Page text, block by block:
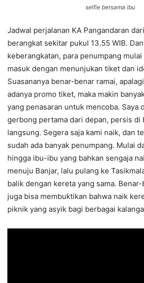
selfie bersama ibu
Jadwal perjalanan KA Pangandaran
berangkat sekitar pukul 13.55 WIB.
keberangkatan, para penumpang
masuk dengan menunjukan tiket dan
Suasananya benar-benar ramai,
adanya promo tiket, maka makin
yang penasaran untuk mencoba. Saya
gerbong pertama dari depan, persis di
langsung. Segera saja kami naik, dan
sudah ada banyak penumpang. Mulai
hingga ibu-ibu yang bahkan sengaja
menuju Banjar, lalu pulang ke
balik dengan kereta yang sama.
juga bisa membuktikan bahwa naik
piknik yang asyik bagi berbagai